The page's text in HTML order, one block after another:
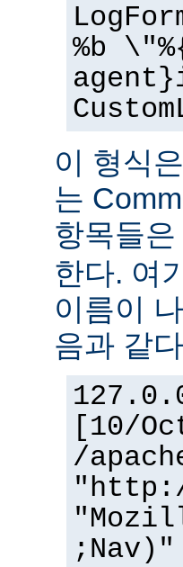
%b
이 형식
는
항목들
한다. 여
이름이
음과 같
[10/
/
;Nav)"